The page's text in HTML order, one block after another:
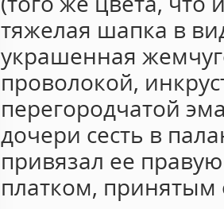
тяжелая шапка в
украшенная
проволокой,
перегородчатой
дочери сесть в
привязал ее
платком, принятым